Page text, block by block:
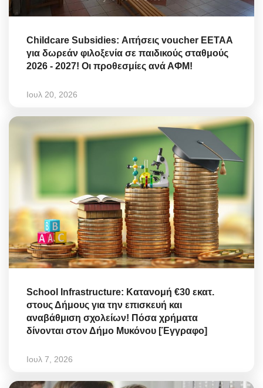
Childcare Subsidies: Αιτήσεις voucher ΕΕΤΑΑ
για δωρεάν φιλοξενία σε παιδικούς σταθμούς
2026 - 2027! Οι προθεσμίες ανά ΑΦΜ!
Ιουλ 20, 2026
School Infrastructure: Κατανομή €30 εκατ.
στους Δήμους για την επισκευή και
αναβάθμιση σχολείων! Πόσα χρήματα
δίνονται στον Δήμο Μυκόνου [Έγγραφο]
Ιουλ 7, 2026